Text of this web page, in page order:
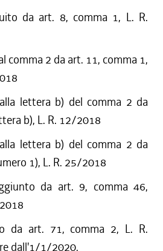
da art. 8, comma 1, L. R.
comma 2 da art. 11, comma 1,
lettera b) del comma 2 da
b), L. R. 12/2018
lettera b) del comma 2 da
1), L. R. 25/2018
da art. 9, comma 46,
da art. 71, comma 2, L. R.
dall'1/1/2020.